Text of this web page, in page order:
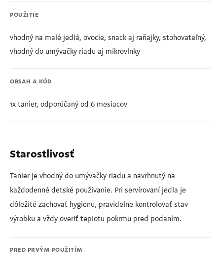
POUŽITIE
vhodný na malé jedlá, ovocie, snack aj raňajky, stohovateľný,
vhodný do umývačky riadu aj mikrovlnky
OBSAH A KÓD
1x tanier, odporúčaný od 6 mesiacov
Starostlivosť
Tanier je vhodný do umývačky riadu a navrhnutý na
každodenné detské používanie. Pri servírovaní jedla je
dôležité zachovať hygienu, pravidelne kontrolovať stav
výrobku a vždy overiť teplotu pokrmu pred podaním.
PRED PRVÝM POUŽITÍM